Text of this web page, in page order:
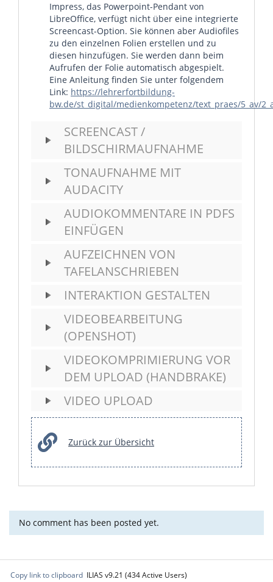
Impress, das Powerpoint-Pendant von
LibreOffice, verfügt nicht über eine integrierte
Screencast-Option. Sie können aber Audiofiles
zu den einzelnen Folien erstellen und zu
diesen hinzufügen. Sie werden dann beim
Aufrufen der Folie automatisch abgespielt.
Eine Anleitung finden Sie unter folgendem
Link: https://lehrerfortbildung-
bw.de/st_digital/medienkompetenz/text_praes/5_av/
SCREENCAST /
BILDSCHIRMAUFNAHME
TONAUFNAHME MIT
AUDACITY
AUDIOKOMMENTARE IN PDFS
EINFÜGEN
AUFZEICHNEN VON
TAFELANSCHRIEBEN
INTERAKTION GESTALTEN
VIDEOBEARBEITUNG
(OPENSHOT)
VIDEOKOMPRIMIERUNG VOR
DEM UPLOAD (HANDBRAKE)
VIDEO UPLOAD
Zurück zur Übersicht
No comment has been posted yet.
Copy link to clipboard ILIAS v9.21 (434 Active Users)